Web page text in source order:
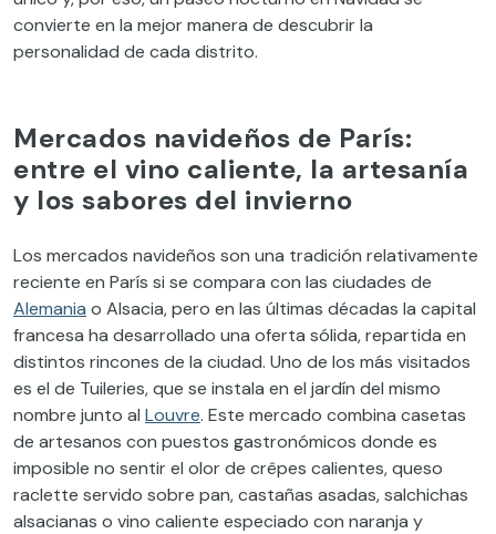
convierte en la mejor manera de descubrir la
personalidad de cada distrito.
Mercados navideños de París:
entre el vino caliente, la artesanía
y los sabores del invierno
Los mercados navideños son una tradición relativamente
reciente en París si se compara con las ciudades de
Alemania o Alsacia, pero en las últimas décadas la capital
francesa ha desarrollado una oferta sólida, repartida en
distintos rincones de la ciudad. Uno de los más visitados
es el de Tuileries, que se instala en el jardín del mismo
nombre junto al Louvre. Este mercado combina casetas
de artesanos con puestos gastronómicos donde es
imposible no sentir el olor de crêpes calientes, queso
raclette servido sobre pan, castañas asadas, salchichas
alsacianas o vino caliente especiado con naranja y